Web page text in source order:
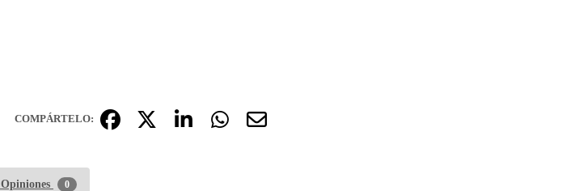
COMPÁRTELO:
Opiniones 0